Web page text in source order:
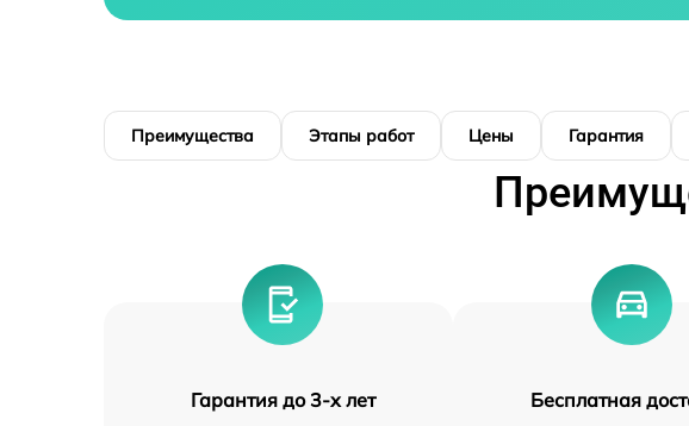
Преимущества Этапы работ Цены Гарантия
Гарантия до 3-х лет Бесплатная